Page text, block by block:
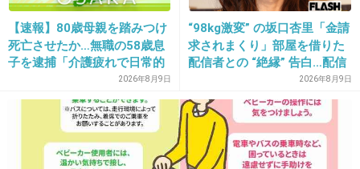
29. 匿名2020/02/11(火) 08:41:38
パパ似であって欲しいね！、
【速報】80歳母親を踏みつけ
死亡させたか…無職の58歳息
子を逮捕「介護疲れで日常的
に暴行」肋骨８本折れ体には
多数の痕 大阪・岬町
2026年8月9日
“98kg激変” の坂口杏里「金請
求されまくり」部屋を借りた
配信者との “絶縁” 告白…配信
者側は「逃げられた」荷物放
置に怒り心頭
2026年8月9日